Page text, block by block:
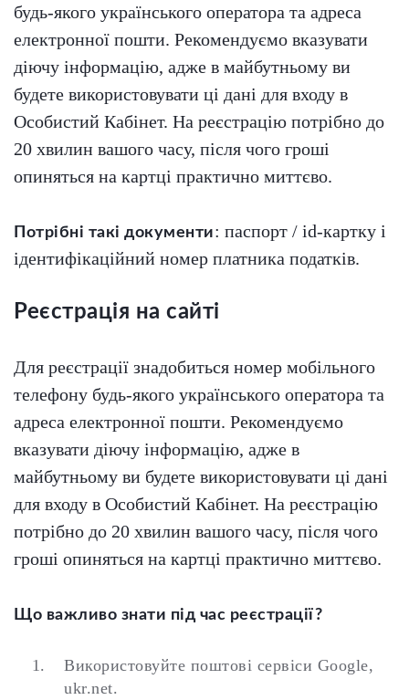
будь-якого українського оператора та адреса
електронної пошти. Рекомендуємо вказувати
діючу інформацію, адже в майбутньому ви
будете використовувати ці дані для входу в
Особистий Кабінет. На реєстрацію потрібно до
20 хвилин вашого часу, після чого гроші
опиняться на картці практично миттєво.
Потрібні такі документи: паспорт / id-картку і
ідентифікаційний номер платника податків.
Реєстрація на сайті
Для реєстрації знадобиться номер мобільного
телефону будь-якого українського оператора та
адреса електронної пошти. Рекомендуємо
вказувати діючу інформацію, адже в
майбутньому ви будете використовувати ці дані
для входу в Особистий Кабінет. На реєстрацію
потрібно до 20 хвилин вашого часу, після чого
гроші опиняться на картці практично миттєво.
Що важливо знати під час реєстрації?
Використовуйте поштові сервіси Google,
ukr.net.